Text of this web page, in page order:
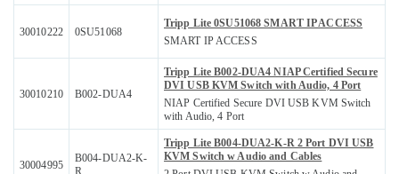
30010222 0SU51068
Tripp Lite 0SU51068 SMART IP ACCESS
SMART IP ACCESS
30010210 B002-DUA4
Tripp Lite B002-DUA4 NIAP Certified Secure
DVI USB KVM Switch with Audio, 4 Port
NIAP Certified Secure DVI USB KVM Switch
with Audio, 4 Port
30004995
B004-DUA2-K-
Tripp Lite B004-DUA2-K-R 2 Port DVI USB
KVM Switch w Audio and Cables